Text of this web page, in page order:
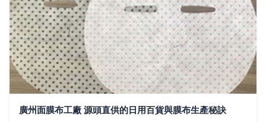
廣州面膜布工廠 源頭直供的日用百貨與膜布生產秘訣